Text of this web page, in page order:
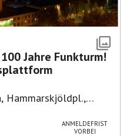
Jahre Funkturm!
, Hammarskjöldpl.,
ANMELDEFRIST
VORBEI